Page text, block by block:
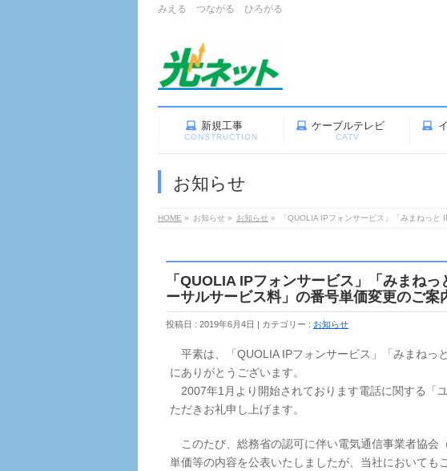
みえる つながる ひろがる
新規工事
CONSTRUCTION
ケーブルテレビ
CATV
お知らせ
HOME » お知らせ » お知らせ » 「QUOLIA IPフォンサービス」「みまねっ
「QUOLIA IPフォンサービス」「みまね
ーサルサービス料」の番号単価変更のご案
投稿日 : 2019年6月4日 カテゴリー : お知らせ
平素は、「QUOLIA IPフォンサービス」「みまねっ
にありがとうございます。
2007年1月より開始されております電話に関する「
ただきお礼申し上げます。
このたび、総務省の認可に伴い電気通信事業者協会
単価等の内容を公表いたしましたが、当社においても